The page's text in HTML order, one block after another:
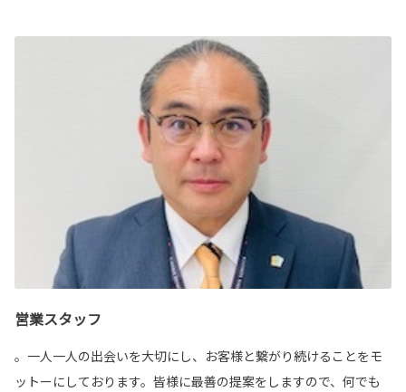
営業スタッフ
。一人一人の出会いを大切にし、お客様と繋がり続けることをモ
ットーにしております。皆様に最善の提案をしますので、何でも